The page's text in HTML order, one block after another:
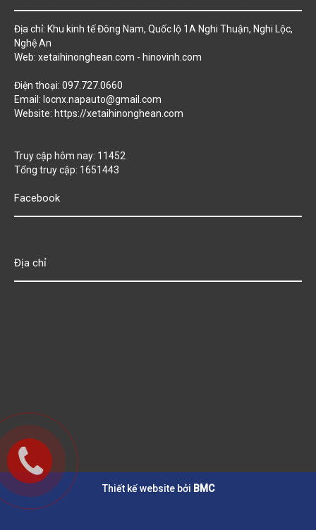
Địa chỉ: Khu kinh tế Đông Nam, Quốc lộ 1A Nghi Thuận, Nghi Lộc,
Nghệ An
Web: xetaihinonghean.com - hinovinh.com
Điện thoại: 097.727.0660
Email: locnx.napauto@gmail.com
Website: https://xetaihinonghean.com
Truy cập hôm nay: 11452
Tổng truy cập: 1651443
Facebook
Địa chỉ
Thiết kế website bởi BMC